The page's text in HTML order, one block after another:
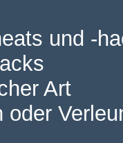
und -
Art